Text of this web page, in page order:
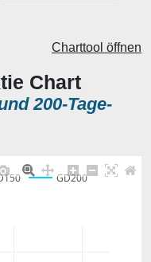
Chart
200-Tage-
Charttool öffnen
GD200